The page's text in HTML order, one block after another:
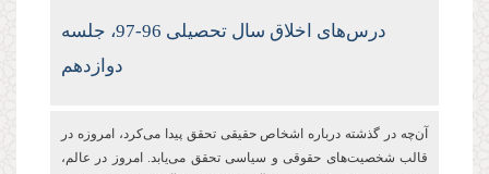
درس‌های اخلاق سال تحصیلی 96-97، جلسه
دوازدهم
آنچه در گذشته درباره اشخاص حقیقی تحقق پیدا میکرد، امروزه در
قالب شخصیتهای حقوقی و سیاسی تحقق مییابد. امروز در عالم،